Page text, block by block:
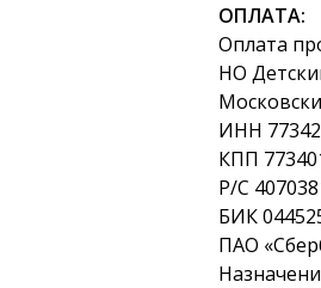
ОПЛАТА:
Оплата
НО
ИНН
КПП
Р/С
БИК
ПАО